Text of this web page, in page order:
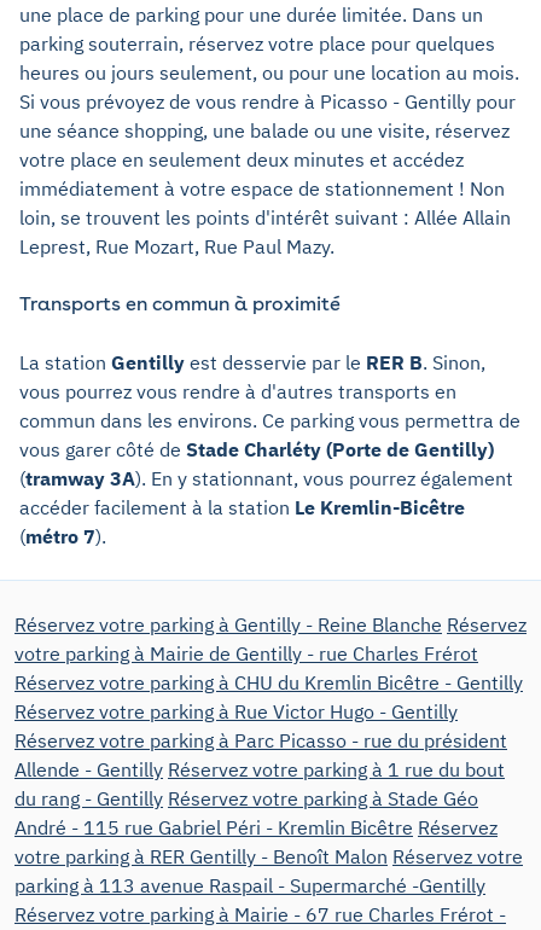
une place de parking pour une durée limitée. Dans un
parking souterrain, réservez votre place pour quelques
heures ou jours seulement, ou pour une location au mois.
Si vous prévoyez de vous rendre à Picasso - Gentilly pour
une séance shopping, une balade ou une visite, réservez
votre place en seulement deux minutes et accédez
immédiatement à votre espace de stationnement ! Non
loin, se trouvent les points d'intérêt suivant : Allée Allain
Leprest, Rue Mozart, Rue Paul Mazy.
Transports en commun à proximité
La station Gentilly est desservie par le RER B. Sinon,
vous pourrez vous rendre à d'autres transports en
commun dans les environs. Ce parking vous permettra de
vous garer côté de Stade Charléty (Porte de Gentilly)
(tramway 3A). En y stationnant, vous pourrez également
accéder facilement à la station Le Kremlin-Bicêtre
(métro 7).
Réservez votre parking à Gentilly - Reine Blanche Réservez
votre parking à Mairie de Gentilly - rue Charles Frérot
Réservez votre parking à CHU du Kremlin Bicêtre - Gentilly
Réservez votre parking à Rue Victor Hugo - Gentilly
Réservez votre parking à Parc Picasso - rue du président
Allende - Gentilly Réservez votre parking à 1 rue du bout
du rang - Gentilly Réservez votre parking à Stade Géo
André - 115 rue Gabriel Péri - Kremlin Bicêtre Réservez
votre parking à RER Gentilly - Benoît Malon Réservez votre
parking à 113 avenue Raspail - Supermarché -Gentilly
Réservez votre parking à Mairie - 67 rue Charles Frérot -